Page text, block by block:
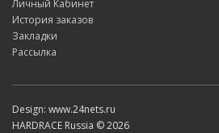
Личный Кабинет
История заказов
Закладки
Рассылка
Design: www.24nets.ru
HARDRACE Russia © 2026